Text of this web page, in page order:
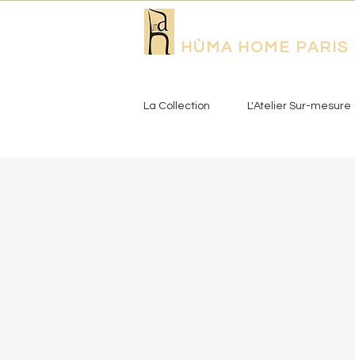
HÙMA HOME PARIS
La Collection L'Atelier Sur-mesure